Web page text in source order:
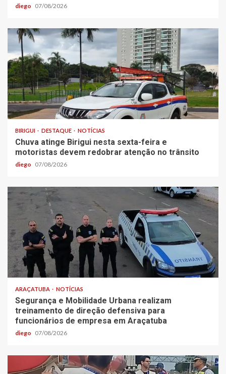
diego 07/08/2026
BIRIGUI DESTAQUE NOTÍCIAS
Chuva atinge Birigui nesta sexta-feira e
motoristas devem redobrar atenção no trânsito
diego 07/08/2026
ARAÇATUBA NOTÍCIAS
Segurança e Mobilidade Urbana realizam
treinamento de direção defensiva para
funcionários de empresa em Araçatuba
diego 07/08/2026